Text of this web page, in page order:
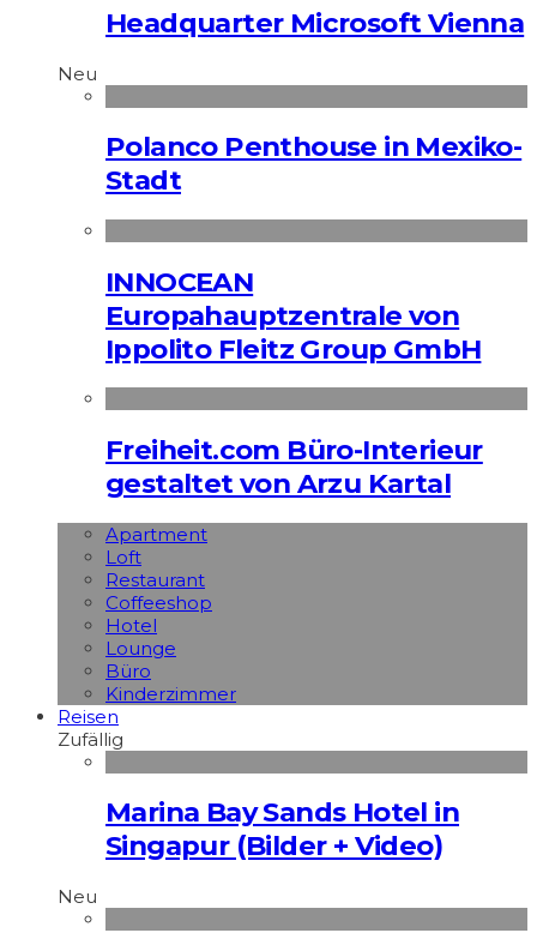
Headquarter Microsoft Vienna
Neu
Polanco Penthouse in Mexiko-
Stadt
INNOCEAN
Europahauptzentrale von
Ippolito Fleitz Group GmbH
Freiheit.com Büro-Interieur
gestaltet von Arzu Kartal
Apart­ment
Loft
Restaurant
Coffeeshop
Hotel
Lounge
Büro
Kinderzimmer
Reisen
Zufällig
Marina Bay Sands Hotel in
Singapur (Bilder + Video)
Neu